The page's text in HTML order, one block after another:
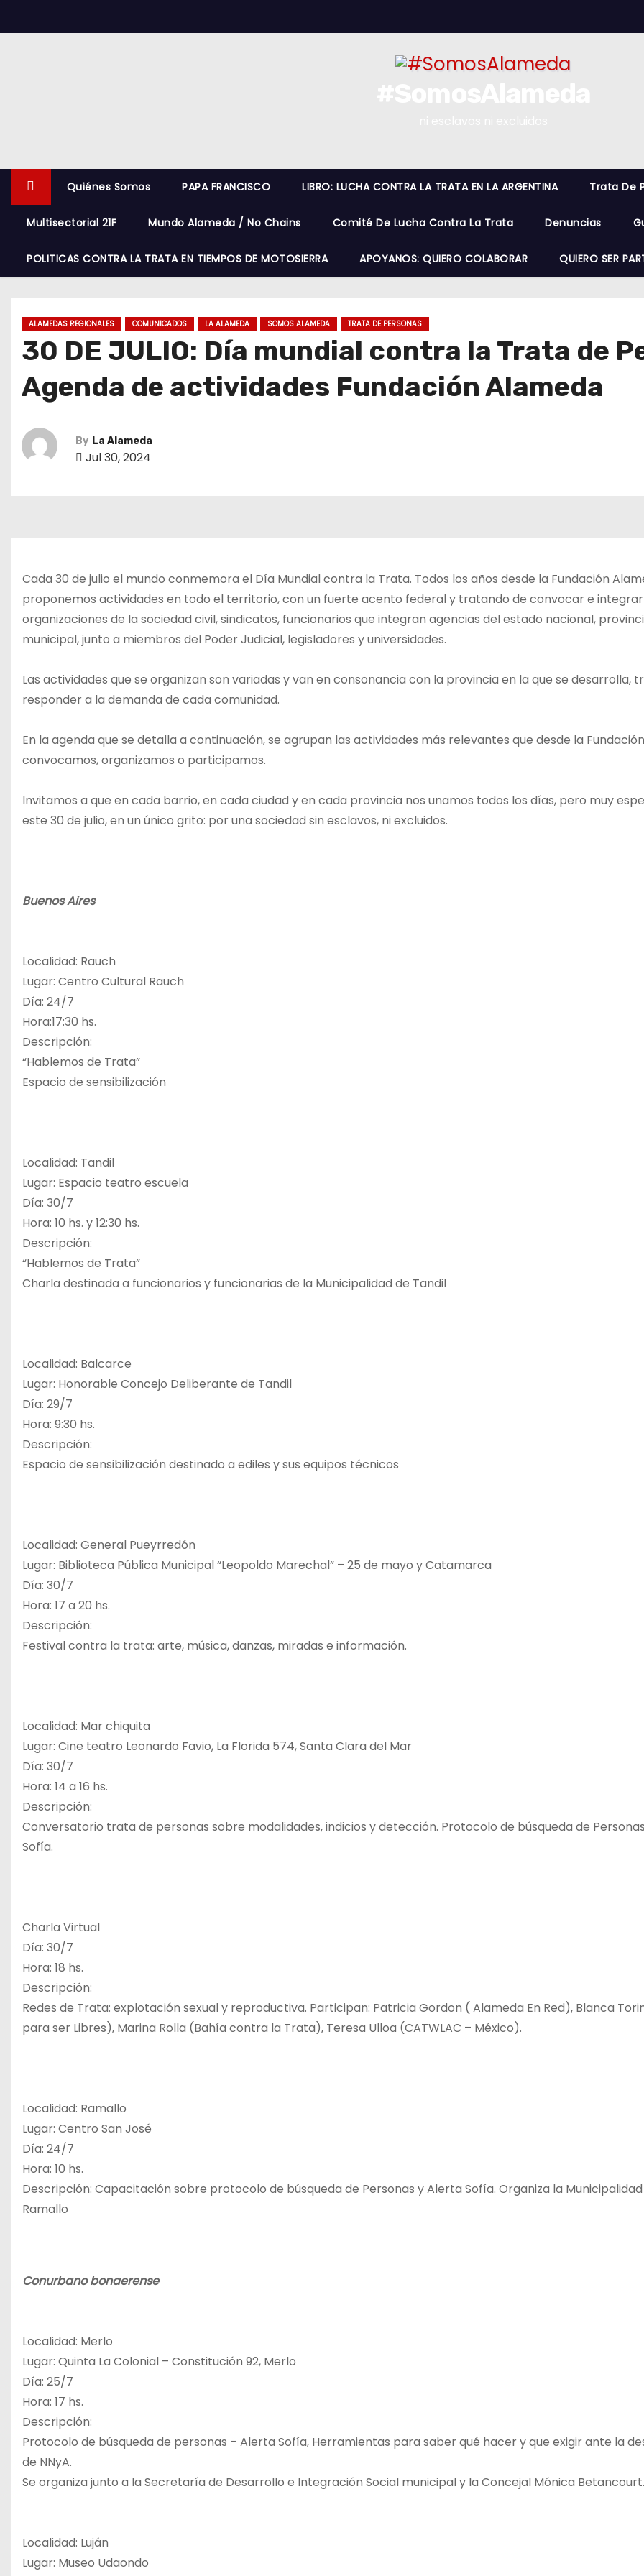
k
n
Quiénes Somos PAPA FRANCISCO LIBRO: LUCHA CONTRA LA TRATA EN LA ARGENTINA Trata De
Multisectorial 21F Mundo Alameda / No Chains Comité De Lucha Contra La Trata Denuncias
POLITICAS CONTRA LA TRATA EN TIEMPOS DE MOTOSIERRA APOYANOS: QUIERO COLABORAR QUIERO SER
ALAMEDAS REGIONALES COMUNICADOS LA ALAMEDA SOMOS ALAMEDA TRATA DE PERSONAS
30 DE JULIO: Día mundial contra la Trata de
Agenda de actividades Fundación Alameda
By La Alameda
Jul 30, 2024
Cada 30 de julio el mundo conmemora el Día Mundial contra la Trata. Todos los años desde la Fundación
proponemos actividades en todo el territorio, con un fuerte acento federal y tratando de convocar e
organizaciones de la sociedad civil, sindicatos, funcionarios que integran agencias del estado nacional,
municipal, junto a miembros del Poder Judicial, legisladores y universidades.
Las actividades que se organizan son variadas y van en consonancia con la provincia en la que se desarrolla,
responder a la demanda de cada comunidad.
En la agenda que se detalla a continuación, se agrupan las actividades más relevantes que desde la
convocamos, organizamos o participamos.
Invitamos a que en cada barrio, en cada ciudad y en cada provincia nos unamos todos los días, pero muy
este 30 de julio, en un único grito: por una sociedad sin esclavos, ni excluidos.
Buenos Aires
Localidad: Rauch
Lugar: Centro Cultural Rauch
Día: 24/7
Hora:17:30 hs.
Descripción:
“Hablemos de Trata”
Espacio de sensibilización
Localidad: Tandil
Lugar: Espacio teatro escuela
Día: 30/7
Hora: 10 hs. y 12:30 hs.
Descripción:
“Hablemos de Trata”
Charla destinada a funcionarios y funcionarias de la Municipalidad de Tandil
Localidad: Balcarce
Lugar: Honorable Concejo Deliberante de Tandil
Día: 29/7
Hora: 9:30 hs.
Descripción:
Espacio de sensibilización destinado a ediles y sus equipos técnicos
Localidad: General Pueyrredón
Lugar: Biblioteca Pública Municipal “Leopoldo Marechal” – 25 de mayo y Catamarca
Día: 30/7
Hora: 17 a 20 hs.
Descripción:
Festival contra la trata: arte, música, danzas, miradas e información.
Localidad: Mar chiquita
Lugar: Cine teatro Leonardo Favio, La Florida 574, Santa Clara del Mar
Día: 30/7
Hora: 14 a 16 hs.
Descripción:
Conversatorio trata de personas sobre modalidades, indicios y detección. Protocolo de búsqueda de
Sofía.
Charla Virtual
Día: 30/7
Hora: 18 hs.
Descripción:
Redes de Trata: explotación sexual y reproductiva. Participan: Patricia Gordon ( Alameda En Red), Blanca
para ser Libres), Marina Rolla (Bahía contra la Trata), Teresa Ulloa (CATWLAC – México).
Localidad: Ramallo
Lugar: Centro San José
Día: 24/7
Hora: 10 hs.
Descripción: Capacitación sobre protocolo de búsqueda de Personas y Alerta Sofía. Organiza la
Ramallo
Conurbano bonaerense
Localidad: Merlo
Lugar: Quinta La Colonial – Constitución 92, Merlo
Día: 25/7
Hora: 17 hs.
Descripción:
Protocolo de búsqueda de personas – Alerta Sofía, Herramientas para saber qué hacer y que exigir ante la
de NNyA.
Se organiza junto a la Secretaría de Desarrollo e Integración Social municipal y la Concejal Mónica Betancourt.
Localidad: Luján
Lugar: Museo Udaondo